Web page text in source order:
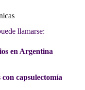
llamarse:
en Argentina
capsulectomía